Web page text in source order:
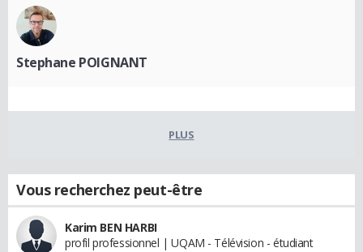
Stephane POIGNANT
PLUS
Vous recherchez peut-être
Karim BEN HARBI
profil professionnel | UQAM - Télévision - étudiant